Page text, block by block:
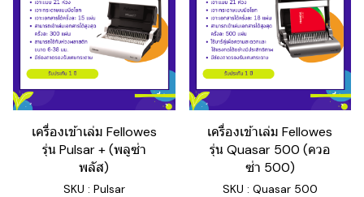
เครื่องเข้าเล่ม Fellowes
รุ่น Pulsar + (พลูซ่า
พลัส)
SKU : Pulsar
เครื่องเข้าเล่ม Fellowes
รุ่น Quasar 500 (ควอ
ซ่า 500)
SKU : Quasar 500